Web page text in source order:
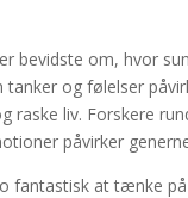
bevidste om, hvor
tanker og følelser
raske liv. Forskere
påvirker
fantastisk at tænke